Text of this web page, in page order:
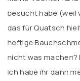
besucht habe (weil
das für Quatsch
heftige
nicht was machen?
Ich habe ihr dann